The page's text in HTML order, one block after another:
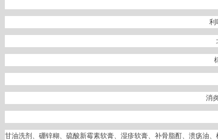
利
消
甘油洗剂、硼锌糊、硫酸新霉素软膏、湿疹软膏、补骨脂酊、溃疡油